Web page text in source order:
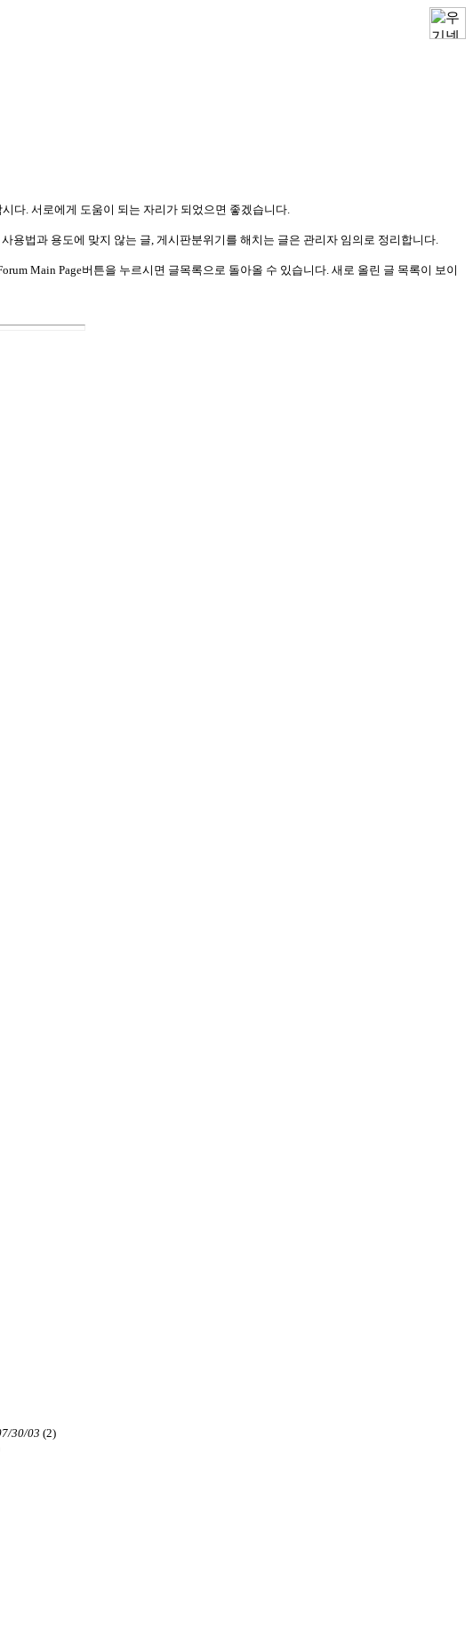
다. 서로에게 도움이 되는 자리가 되었으면 좋겠습니다.
용법과 용도에 맞지 않는 글, 게시판분위기를 해치는 글은 관리자 임의로 정리합니다.
Main Page버튼을 누르시면 글목록으로 돌아올 수 있습니다. 새로 올린 글 목록이 보이
30/03 (2)